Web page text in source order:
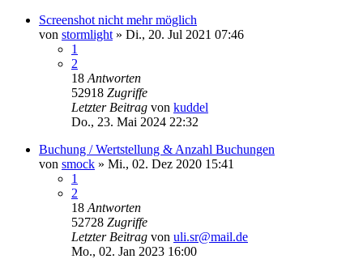
Screenshot nicht mehr möglich
von stormlight » Di., 20. Jul 2021 07:46
1
2
18 Antworten
52918 Zugriffe
Letzter Beitrag von kuddel
Do., 23. Mai 2024 22:32
Buchung / Wertstellung & Anzahl Buchungen
von smock » Mi., 02. Dez 2020 15:41
1
2
18 Antworten
52728 Zugriffe
Letzter Beitrag von uli.sr@mail.de
Mo., 02. Jan 2023 16:00